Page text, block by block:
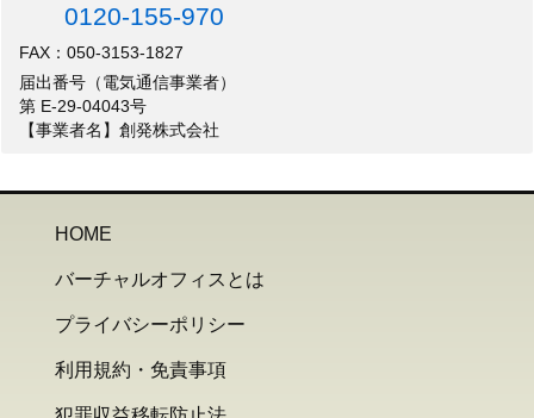
0120-155-970
FAX：050-3153-1827
届出番号（電気通信事業者）
第 E-29-04043号
【事業者名】創発株式会社
HOME
バーチャルオフィスとは
プライバシーポリシー
利用規約・免責事項